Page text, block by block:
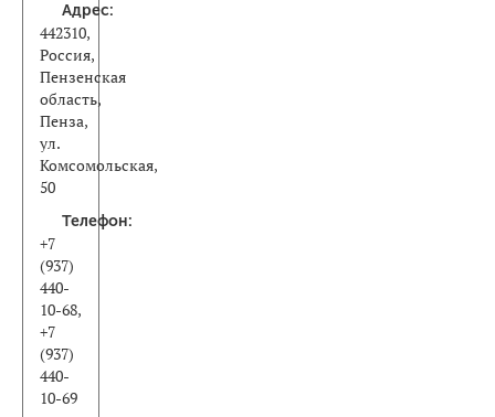
Адрес:
442310,
Россия,
Пензенская
область,
Пенза,
ул.
Комсомольская,
50
Телефон:
+7
(937)
440-
10-68,
+7
(937)
440-
10-69